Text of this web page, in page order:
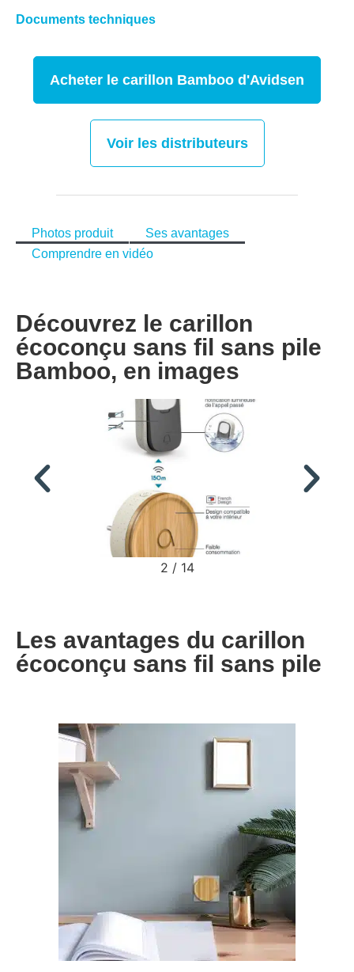
Documents techniques
Acheter le carillon Bamboo d'Avidsen
Voir les distributeurs
Photos produit
Ses avantages
Comprendre en vidéo
Découvrez le carillon
écoconçu sans fil sans pile
Bamboo, en images
2 / 14
Les avantages du carillon
écoconçu sans fil sans pile